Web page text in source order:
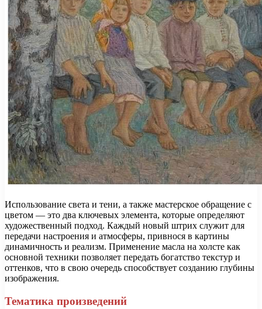
Использование света и тени, а также мастерское обращение с
цветом — это два ключевых элемента, которые определяют
художественный подход. Каждый новый штрих служит для
передачи настроения и атмосферы, привнося в картины
динамичность и реализм. Применение масла на холсте как
основной техники позволяет передать богатство текстур и
оттенков, что в свою очередь способствует созданию глубины
изображения.
Тематика произведений